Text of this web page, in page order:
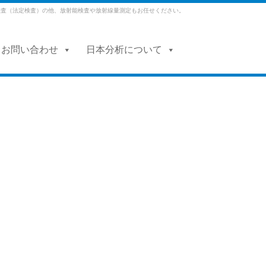
法定検査）の他、放射能検査や放射線量測定もお任せください。
問い合わせ 日本分析について